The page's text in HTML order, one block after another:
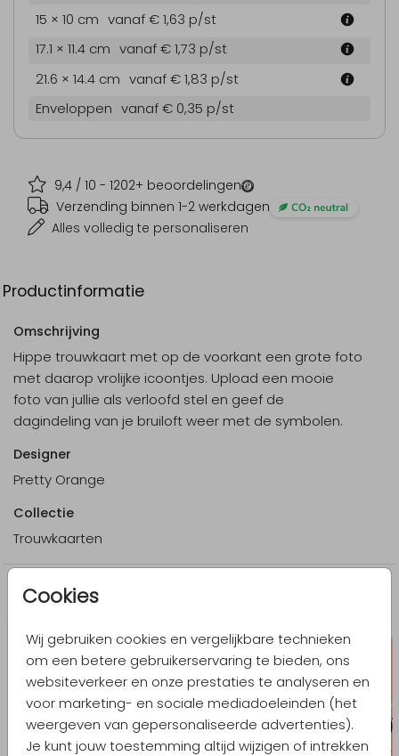
Cookies
Wij gebruiken cookies en vergelijkbare technieken
om een betere gebruikerservaring te bieden, ons
websiteverkeer en onze prestaties te analyseren en
voor marketing- en sociale mediadoeleinden (het
weergeven van gepersonaliseerde advertenties).
Je kunt jouw toestemming altijd wijzigen of intrekken
9,4 / 10 - 1202+ beoordelingen
Verzending binnen 1-2 werkdagen
Alles volledig te personaliseren
15 × 10 cm vanaf € 1,63 p/st
17.1 × 11.4 cm vanaf € 1,73 p/st
21.6 × 14.4 cm vanaf € 1,83 p/st
Enveloppen vanaf € 0,35 p/st
Productinformatie
Omschrijving
Hippe trouwkaart met op de voorkant een grote foto
met daarop vrolijke icoontjes. Upload een mooie
foto van jullie als verloofd stel en geef de
dagindeling van je bruiloft weer met de symbolen.
Designer
Pretty Orange
Collectie
Trouwkaarten
Meer in dezelfde stijl